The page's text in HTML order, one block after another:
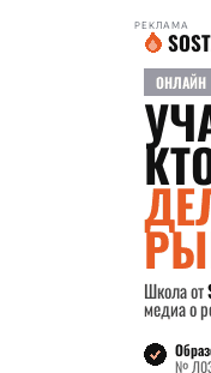
РЕКЛАМА